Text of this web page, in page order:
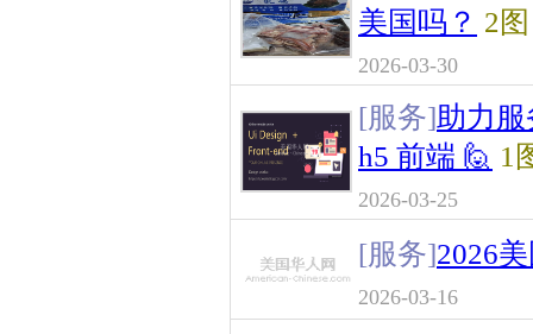
美国吗？ 2图
2026-03-30
[服务]助力
h5 前端 🙋 1
2026-03-25
[服务]2026
2026-03-16